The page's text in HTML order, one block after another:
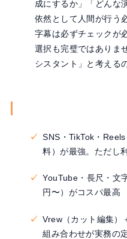
成にするか」「どんな
依然として人間が行う
字幕は必ずチェックが
選択も完璧ではありま
シスタント」と考える
SNS・TikTok・
料）が最強。ただし
YouTube・長尺・文
円〜）がコスパ最高
Vrew（カット編集）
組み合わせが実務の